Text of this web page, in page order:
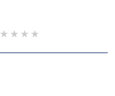
4 stars
3 stars
2 stars
1 star